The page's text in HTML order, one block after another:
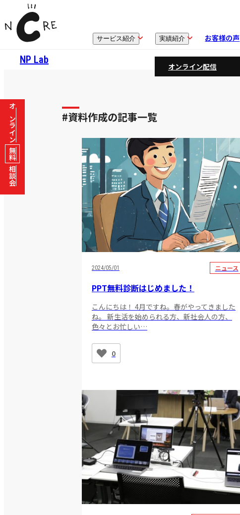
サービス紹介 実績紹介 お客様の声
NP Lab
オンライン配信
#資料作成の記事一覧
2024/05/01 ニュース
PPT無料診断はじめました！
こんにちは！ 4月ですね。春がやってきました
ね。 新生活を始められる方、新社会人の方、
色々とお忙しい…
0
オンライン
無料
相談会